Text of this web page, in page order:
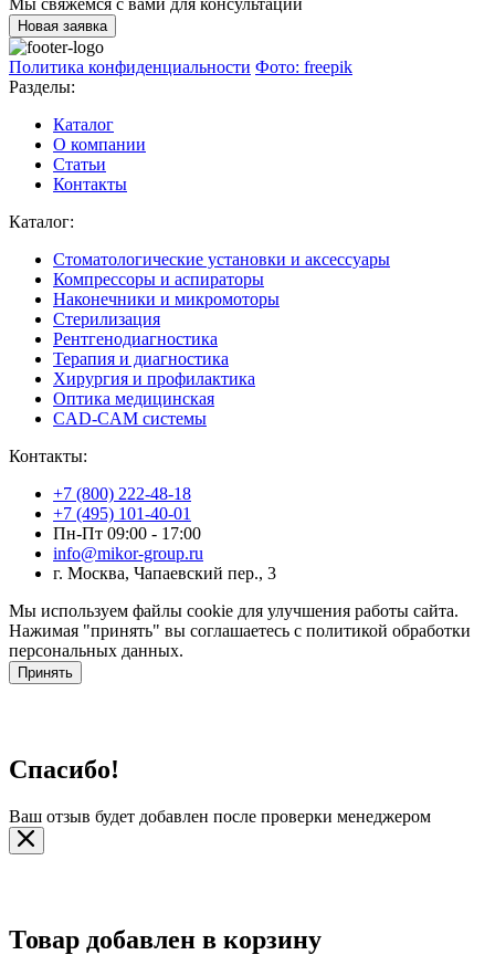
Мы свяжемся с вами для консультации
Новая заявка
Политика конфиденциальности Фото: freepik
Разделы:
Каталог
О компании
Статьи
Контакты
Каталог:
Стоматологические установки и аксессуары
Компрессоры и аспираторы
Наконечники и микромоторы
Стерилизация
Рентгенодиагностика
Терапия и диагностика
Хирургия и профилактика
Оптика медицинская
CAD-CAM системы
Контакты:
+7 (800) 222-48-18
+7 (495) 101-40-01
Пн-Пт 09:00 - 17:00
info@mikor-group.ru
г. Москва, Чапаевский пер., 3
Мы используем файлы cookie для улучшения работы сайта.
Нажимая "принять" вы соглашаетесь с политикой обработки
персональных данных.
Принять
Спасибо!
Ваш отзыв будет добавлен после проверки менеджером
Товар добавлен в корзину